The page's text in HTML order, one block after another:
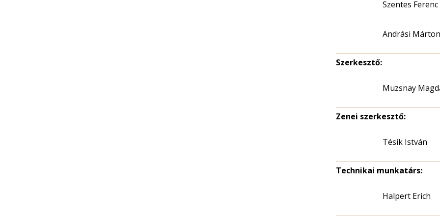
Szentes Ferenc
Andrási
Szerkesztő:
Muzsnay
Zenei szerkesztő:
Tésik István
Technikai munkatárs:
Halpert Erich